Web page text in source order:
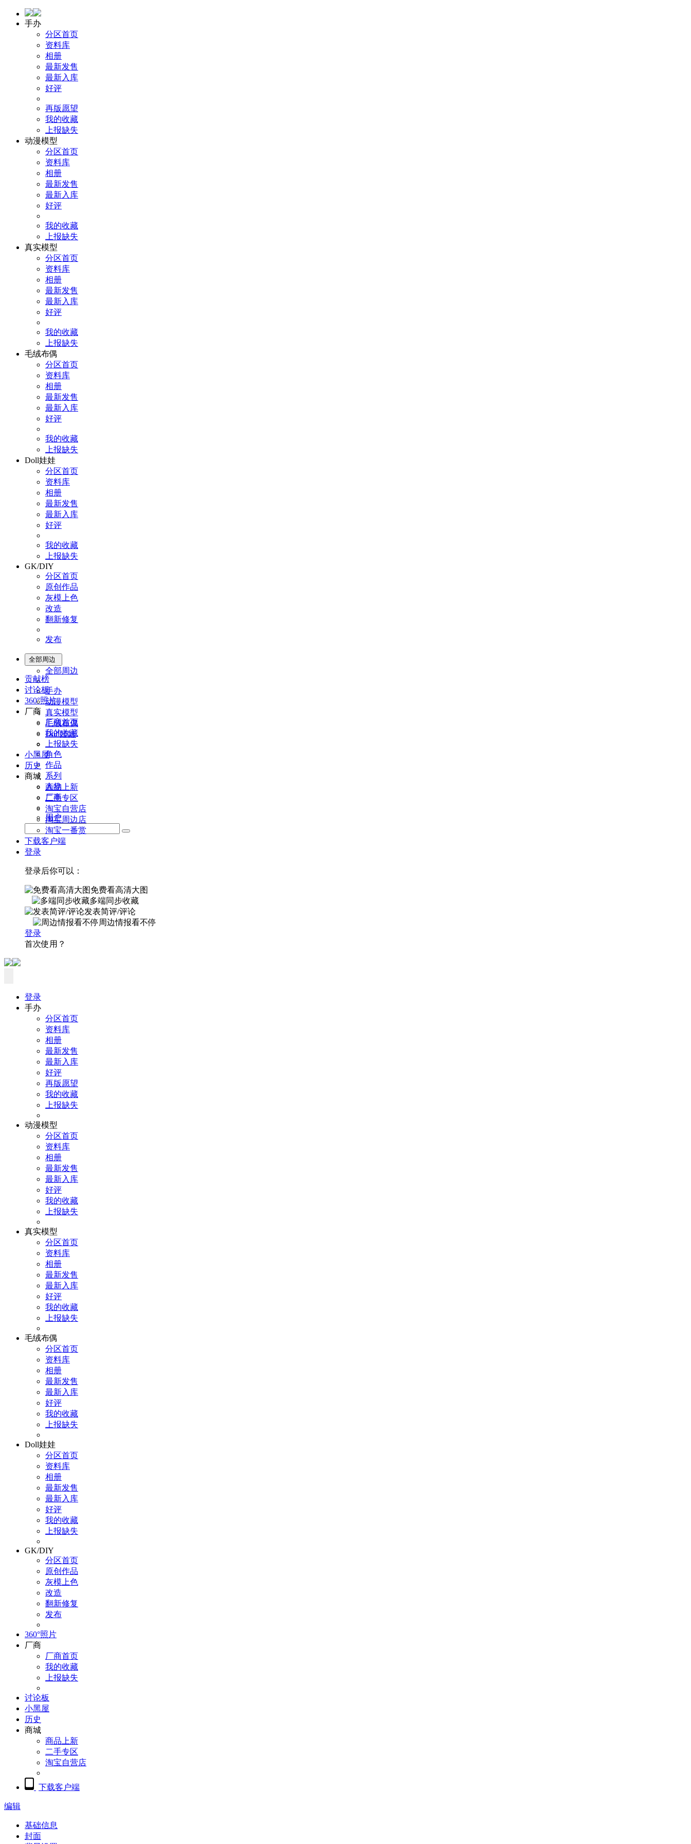
手办
分区首页
资料库
相册
最新发售
最新入库
好评
再版愿望
我的收藏
上报缺失
动漫模型
分区首页
资料库
相册
最新发售
最新入库
好评
我的收藏
上报缺失
真实模型
分区首页
资料库
相册
最新发售
最新入库
好评
我的收藏
上报缺失
毛绒布偶
分区首页
资料库
相册
最新发售
最新入库
好评
我的收藏
上报缺失
Doll娃娃
分区首页
资料库
相册
最新发售
最新入库
好评
我的收藏
上报缺失
GK/DIY
分区首页
原创作品
灰模上色
改造
翻新修复
发布
全部周边
全部周边
手办
动漫模型
真实模型
毛绒布偶
Doll娃娃
角色
作品
系列
人物
厂商
用户
贡献榜
讨论板
360°照片
厂商
厂商首页
我的收藏
上报缺失
小黑屋
历史
商城
商品上新
二手专区
淘宝自营店
淘宝周边店
淘宝一番赏
下载客户端
登录
登录后你可以：
免费看高清大图
多端同步收藏
发表简评/评论
周边情报看不停
登录
首次使用？
登录
手办
分区首页
资料库
相册
最新发售
最新入库
好评
再版愿望
我的收藏
上报缺失
动漫模型
分区首页
资料库
相册
最新发售
最新入库
好评
我的收藏
上报缺失
真实模型
分区首页
资料库
相册
最新发售
最新入库
好评
我的收藏
上报缺失
毛绒布偶
分区首页
资料库
相册
最新发售
最新入库
好评
我的收藏
上报缺失
Doll娃娃
分区首页
资料库
相册
最新发售
最新入库
好评
我的收藏
上报缺失
GK/DIY
分区首页
原创作品
灰模上色
改造
翻新修复
发布
360°照片
厂商
厂商首页
我的收藏
上报缺失
讨论板
小黑屋
历史
商城
商品上新
二手专区
淘宝自营店
下载客户端
编辑
基础信息
封面